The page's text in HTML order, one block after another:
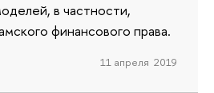
в частности,
финансового права.
11 апреля 2019